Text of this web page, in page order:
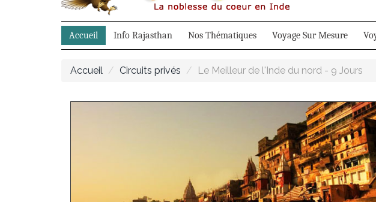
Accueil Info Rajasthan Nos Thématiques Voyage Sur Mesure
Accueil Circuits privés Le Meilleur de l'Inde du nord - 9 Jours